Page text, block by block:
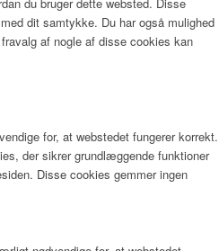
du bruger dette websted. Disse
dit samtykke. Du har også mulighed
af nogle af disse cookies kan
for, at webstedet fungerer korrekt.
der sikrer grundlæggende funktioner
Disse cookies gemmer ingen